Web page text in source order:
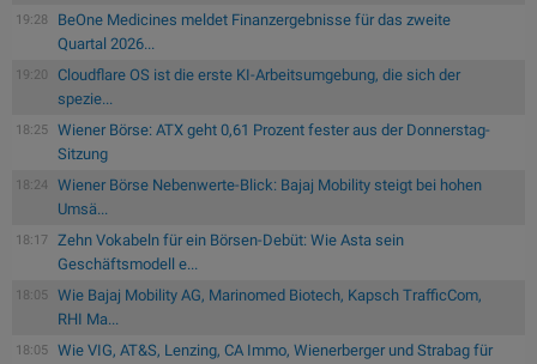
19:28
BeOne Medicines meldet Finanzergebnisse für das zweite
Quartal 2026...
19:20
Cloudflare OS ist die erste KI-Arbeitsumgebung, die sich der
spezie...
18:25
Wiener Börse: ATX geht 0,61 Prozent fester aus der Donnerstag-
Sitzung
18:24
Wiener Börse Nebenwerte-Blick: Bajaj Mobility steigt bei hohen
Umsä...
18:17
Zehn Vokabeln für ein Börsen-Debüt: Wie Asta sein
Geschäftsmodell e...
18:05
Wie Bajaj Mobility AG, Marinomed Biotech, Kapsch TrafficCom,
RHI Ma...
18:05 Wie VIG, AT&S, Lenzing, CA Immo, Wienerberger und Strabag für